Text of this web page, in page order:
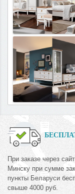
При заказе через
Минску при сумме
пункты Беларуси
свыше 4000 руб.